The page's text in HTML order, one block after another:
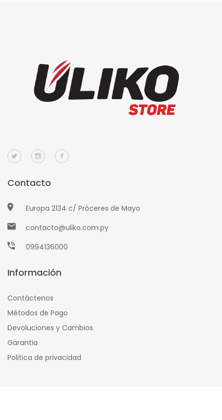
Contacto
Europa 2134 c/ Próceres de Mayo
contacto@uliko.com.py
0994136000
Información
Contáctenos
Métodos de Pago
Devoluciones y Cambios
Garantia
Politica de privacidad